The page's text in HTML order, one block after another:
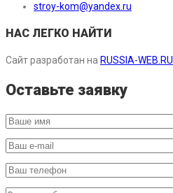
stroy-kom@yandex.ru
НАС ЛЕГКО НАЙТИ
Сайт разработан на RUSSIA-WEB.RU
Оставьте заявку